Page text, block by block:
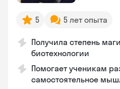
5 5 лет опыта
Получила степень
биотехнологии
Помогает ученикам
самостоятельное